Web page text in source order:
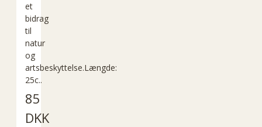
et
bidrag
til
natur
og
artsbeskyttelse.Længde:
25c..
85
DKK